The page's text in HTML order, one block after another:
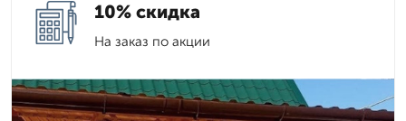
10% скидка
На заказ по акции